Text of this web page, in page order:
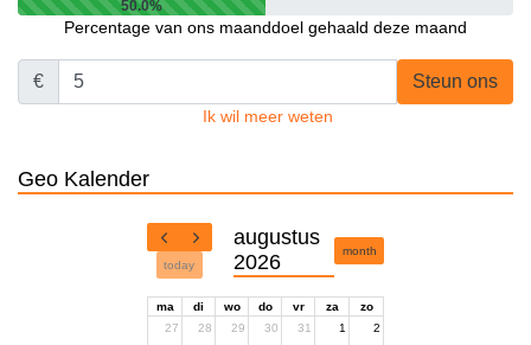
50.0%
Percentage van ons maanddoel gehaald deze maand
€ Steun ons
Ik wil meer weten
Geo Kalender
today
augustus
2026
month
ma di wo do vr za
zo
27
28 29 30 31 1 2